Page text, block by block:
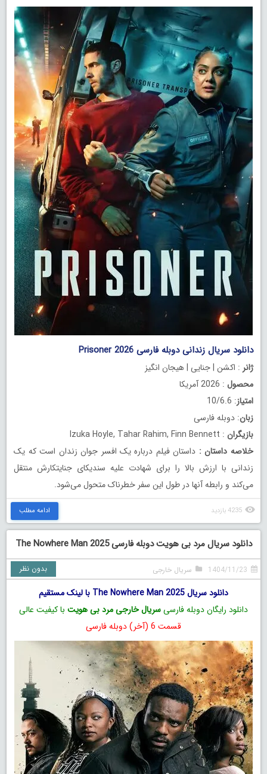
دانلود سریال زندانی دوبله فارسی Prisoner 2026
ژانر : اکشن | جنایی | هیجان انگیز
محصول : 2026 آمریکا
امتیاز: 10/6.6
زبان: دوبله فارسی
بازیگران : Izuka Hoyle, Tahar Rahim, Finn Bennett
خلاصه داستان : داستان فیلم درباره یک افسر جوان زندان است که یک
زندانی با ارزش بالا را برای شهادت علیه سندیکای جنایتکارش منتقل
می‌کند و رابطه آنها در طول این سفر خطرناک متحول می‌شود.
4235 بازدید ادامه مطلب
دانلود سریال مرد بی هویت دوبله فارسی The Nowhere Man 2025
1404/11/23 سریال خارجی بدون نظر
دانلود سریال The Nowhere Man 2025 با لینک مستقیم
دانلود رایگان دوبله فارسیسریال خارجی مرد بی هویت با کیفیت عالی
قسمت 6 (آخر) دوبله فارسی